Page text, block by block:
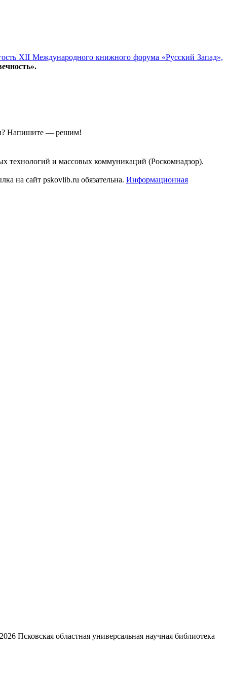
XII Международного книжного форума «Русский Запад»,
Напишите — решим!
технологий и массовых коммуникаций (Роскомнадзор).
на сайт pskovlib.ru обязательна. Информационная
2026 Псковская областная универсальная научная библиотека